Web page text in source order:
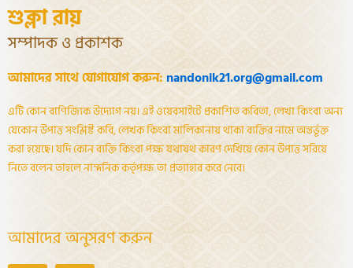
শুক্লা রায়
সম্পাদক ও প্রকাশক
আমাদের সাথে যোগাযোগ করুন: nandonik21.org@gmail.com
এটি কোন বাণিজ্যিক উদ্যোগ নয়। এই ওয়েবসাইটে প্রকাশিত কবিতা, লেখা কিংবা অন্য
যেকোন উপাত্ত সংশ্লিষ্ট কবি, লেখক কিংবা মালিকানায় থাকা ব্যক্তির নামে অন্তর্ভূক্ত
করা হয়েছে। যদি কোন ব্যক্তি কিংবা পক্ষ যথাযথ কারণ দেখিয়ে কোন উপাত্ত সরিয়ে
নিতে বলেন তাহলে নান্দনিক কর্তৃপক্ষ তা প্রত্যাহার করে নেবে।
আমাদের অনুসরণ করুন